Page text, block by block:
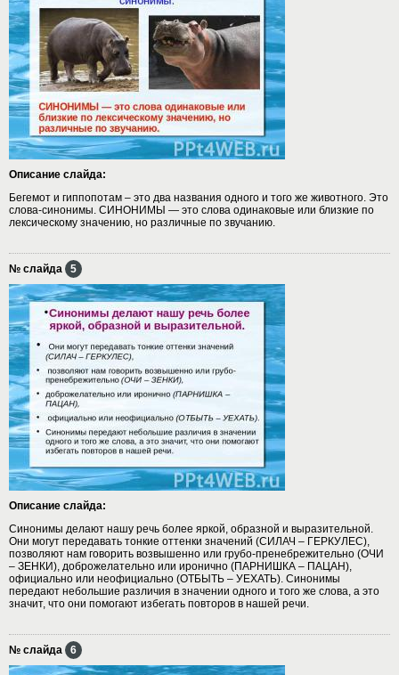
Описание слайда:
Бегемот и гиппопотам – это два названия одного и того же животного. Это
слова-синонимы. СИНОНИМЫ — это слова одинаковые или близкие по
лексическому значению, но различные по звучанию.
№ слайда 5
Описание слайда:
Синонимы делают нашу речь более яркой, образной и выразительной.
Они могут передавать тонкие оттенки значений (СИЛАЧ – ГЕРКУЛЕС),
позволяют нам говорить возвышенно или грубо-пренебрежительно (ОЧИ
– ЗЕНКИ), доброжелательно или иронично (ПАРНИШКА – ПАЦАН),
официально или неофициально (ОТБЫТЬ – УЕХАТЬ). Синонимы
передают небольшие различия в значении одного и того же слова, а это
значит, что они помогают избегать повторов в нашей речи.
№ слайда 6